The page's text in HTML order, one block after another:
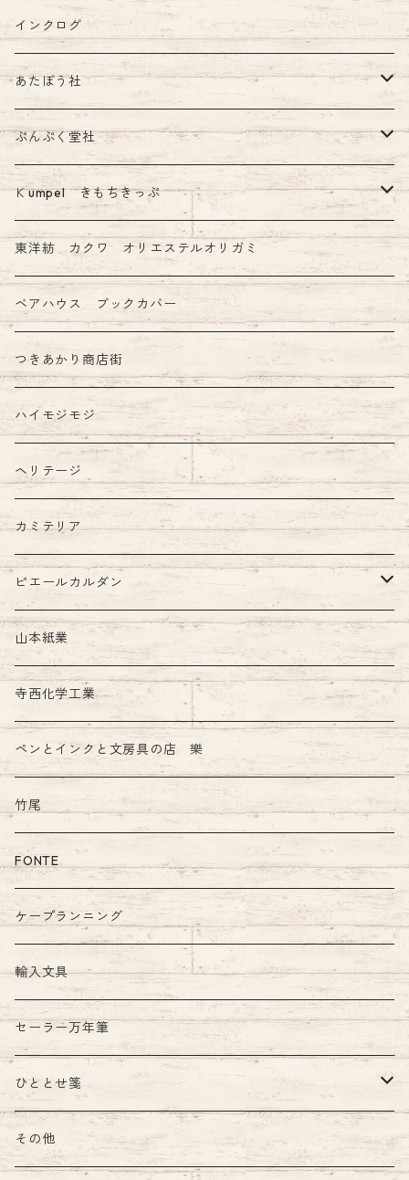
インクログ
あたぼう社
飾り原稿用紙
その他 あたぼう社製品
ぷんぷく堂社
限定 mizutama+ぷんぷく堂コラボ商品
Ｋumpel きもちきっぷ
きもちふせん
東洋紡 カクワ オリエステルオリガミ
ベアハウス ブックカバー
つきあかり商店街
ハイモジモジ
ヘリテージ
カミテリア
ピエールカルダン
インク
ガラスペン
山本紙業
寺西化学工業
ペンとインクと文房具の店 樂
竹尾
FONTE
ケープランニング
輸入文具
セーラー万年筆
ひととせ箋
ひととせ一筆箋
その他